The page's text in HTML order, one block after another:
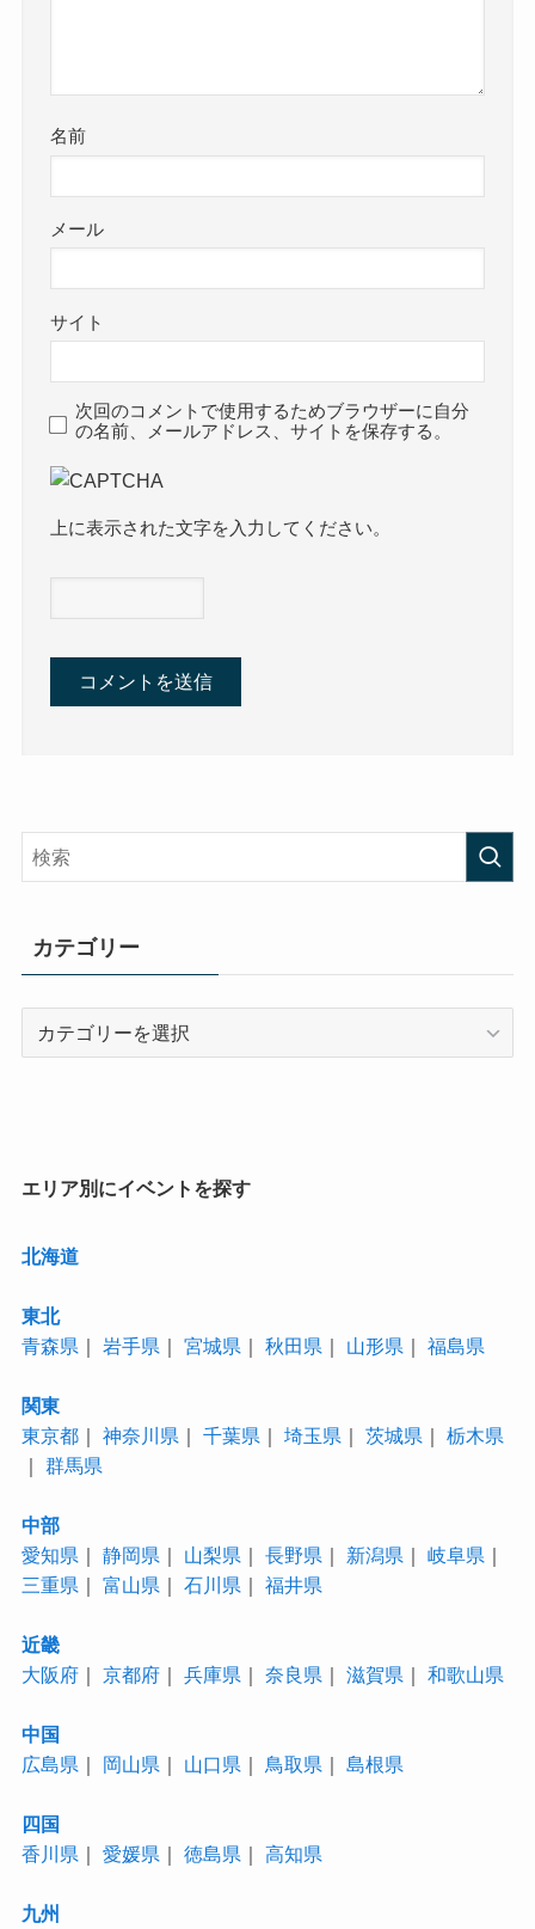
名前
メール
サイト
次回のコメントで使用するためブラウザーに自分
の名前、メールアドレス、サイトを保存する。
上に表示された文字を入力してください。
カテゴリー
エリア別にイベントを探す
北海道
東北
青森県 ｜ 岩手県 ｜ 宮城県 ｜ 秋田県 ｜ 山形県 ｜ 福島県
関東
東京都｜ 神奈川県 ｜ 千葉県 ｜ 埼玉県 ｜ 茨城県 ｜ 栃木県
｜ 群馬県
中部
愛知県 ｜ 静岡県 ｜ 山梨県 ｜ 長野県 ｜ 新潟県 ｜ 岐阜県 ｜
三重県 ｜ 富山県 ｜ 石川県 ｜ 福井県
近畿
大阪府｜ 京都府｜ 兵庫県 ｜ 奈良県 ｜ 滋賀県 ｜ 和歌山県
中国
広島県 ｜ 岡山県 ｜ 山口県 ｜ 鳥取県 ｜ 島根県
四国
香川県 ｜ 愛媛県 ｜ 徳島県 ｜ 高知県
九州